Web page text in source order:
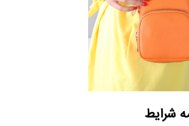
شرایط